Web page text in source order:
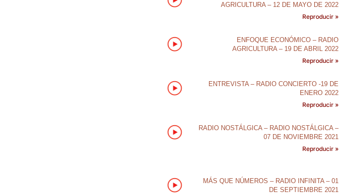
AGRICULTURA – 12 DE MAYO DE 2022
Reproducir »
ENFOQUE ECONÓMICO – RADIO
AGRICULTURA – 19 DE ABRIL 2022
Reproducir »
ENTREVISTA – RADIO CONCIERTO -19 DE
ENERO 2022
Reproducir »
RADIO NOSTÁLGICA – RADIO NOSTÁLGICA –
07 DE NOVIEMBRE 2021
Reproducir »
MÁS QUE NÚMEROS – RADIO INFINITA – 01
DE SEPTIEMBRE 2021